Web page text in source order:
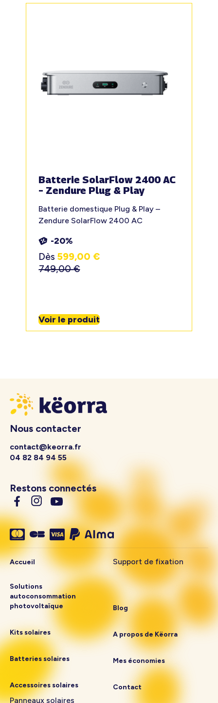
Batterie SolarFlow 2400 AC
– Zendure Plug & Play
Batterie domestique Plug & Play –
Zendure SolarFlow 2400 AC
-20%
Dès 599,00€
749,00€
Voir le produit
Nous contacter
contact@keorra.fr
04 82 84 94 55
Restons connectés
Accueil
Solutions
autoconsommation
photovoltaïque
Kits solaires
Batteries solaires
Accessoires solaires
Panneaux solaires
Support de fixation
Blog
A propos de Këorra
Mes économies
Contact